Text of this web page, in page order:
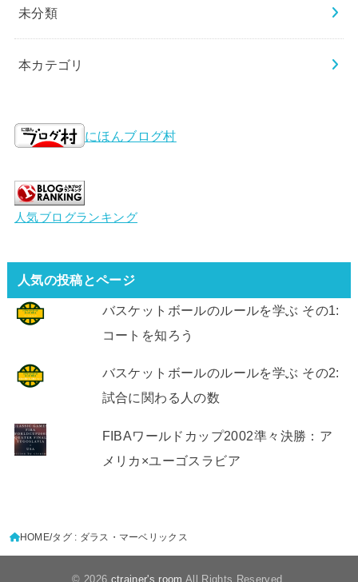
未分類
本カテゴリ
にほんブログ村
人気ブログランキング
人気の投稿とページ
バスケットボールのルールを学ぶ その1:
コートを知ろう
バスケットボールのルールを学ぶ その2:
試合に関わる人の数
FIBAワールドカップ2002準々決勝：ア
メリカ×ユーゴスラビア
HOME タグ : ダラス・マーベリックス
© 2026 ctrainer's room All Rights Reserved.